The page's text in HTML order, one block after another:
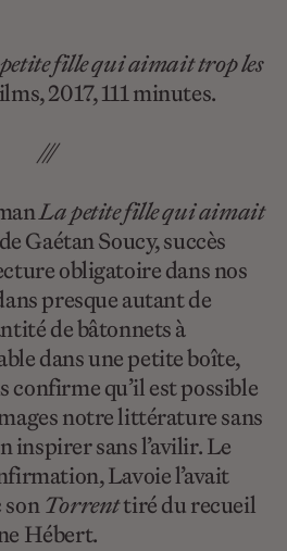
fille qui aimait trop les
2017, 111 minutes.
///
La petite fille qui aimait
Gaétan Soucy, succès
obligatoire dans nos
presque autant de
de bâtonnets à
dans une petite boîte,
confirme qu’il est possible
notre littérature sans
inspirer sans l’avilir. Le
Lavoie l’avait
sonTorrenttiré du recueil
Hébert.